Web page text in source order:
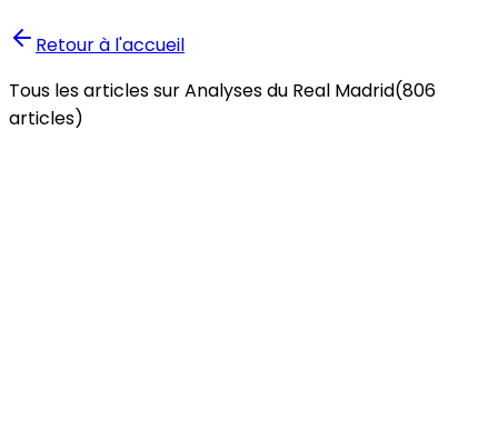
Retour à l'accueil
Tous les articles surAnalysesdu Real Madrid(806
articles)